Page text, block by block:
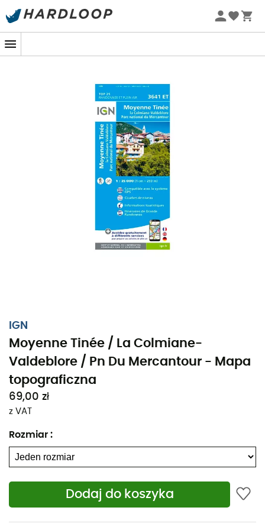
Letnie promocje 🔥 -5% DODATKOWO przy zakupie 2
IGN
Moyenne Tinée / La Colmiane-
Valdeblore / Pn Du Mercantour - Mapa
topograficzna
69,00 zł
z VAT
Rozmiar :
Dodaj do koszyka
Niezależnie od tego, czy planujesz kilka kilometrów czy
długą eksplorację, mapa topograficzna IGN Moyenne